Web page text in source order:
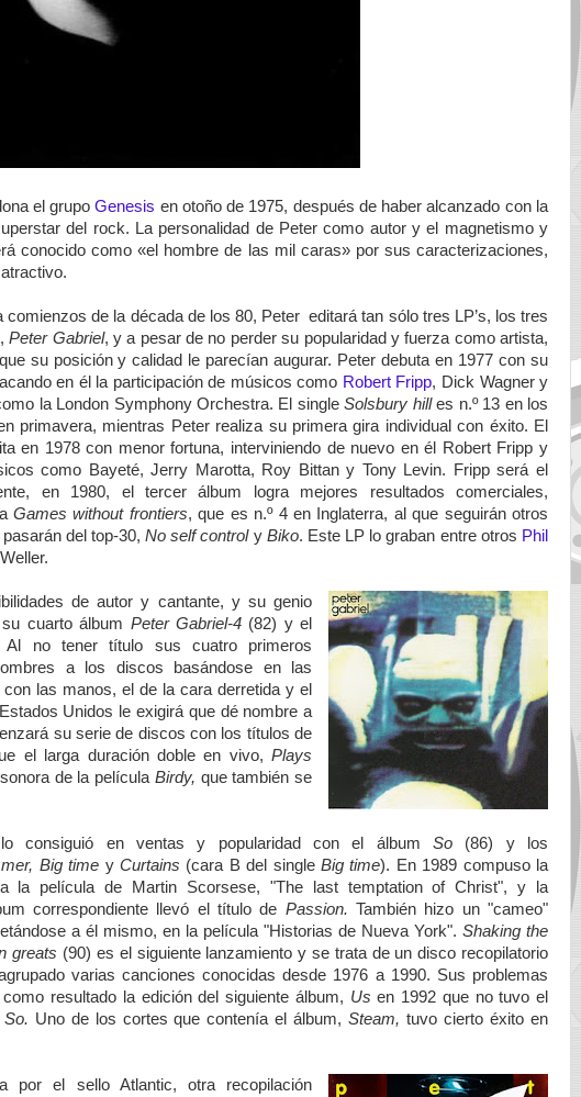
el grupoGenesis en otoño de 1975, después de haber alcanzado con la
del rock. La personalidad de Peter como autor y el magnetismo y
conocido como «el hombre de las mil caras» por sus caracterizaciones,
comienzos de la década de los 80, Peter editará tan sólo tres LP’s, los tres
Peter Gabriel, y a pesar de no perder su popularidad y fuerza como artista,
su posición y calidad le parecían augurar. Peter debuta en 1977 con su
en él la participación de músicos como Robert Fripp, Dick Wagner y
la London Symphony Orchestra. El singleSolsbury hilles n.º 13 en los
primavera, mientras Peter realiza su primera gira individual con éxito. El
en 1978 con menor fortuna, interviniendo de nuevo en él Robert Fripp y
como Bayeté, Jerry Marotta, Roy Bittan y Tony Levin. Fripp será el
en 1980, el tercer álbum logra mejores resultados comerciales,
Games without frontiers, que es n.º 4 en Inglaterra, al que seguirán otros
del top-30,No self controly Biko. Este LP lo graban entre otros Phil
de autor y cantante, y su genio
cuarto álbum Peter Gabriel-4(82) y el
Al no tener título sus cuatro primeros
a los discos basándose en las
las manos, el de la cara derretida y el
Unidos le exigirá que dé nombre a
su serie de discos con los títulos de
el larga duración doble en vivo,Plays
de la película Birdy, que también se
consiguió en ventas y popularidad con el álbum So (86) y los
Big time y Curtains (cara B del singleBig time). En 1989 compuso la
la película de Martin Scorsese, "The last temptation of Christ", y la
correspondiente llevó el título de Passion. También hizo un "cameo"
a él mismo, en la película "Historias de Nueva York". Shaking the
greats (90) es el siguiente lanzamiento y se trata de un disco recopilatorio
varias canciones conocidas desde 1976 a 1990. Sus problemas
resultado la edición del siguiente álbum, Usen 1992 que no tuvo el
So. Uno de los cortes que contenía el álbum,Steam,tuvo cierto éxito en
el sello Atlantic, otra recopilación